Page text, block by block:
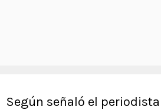
Según señaló el